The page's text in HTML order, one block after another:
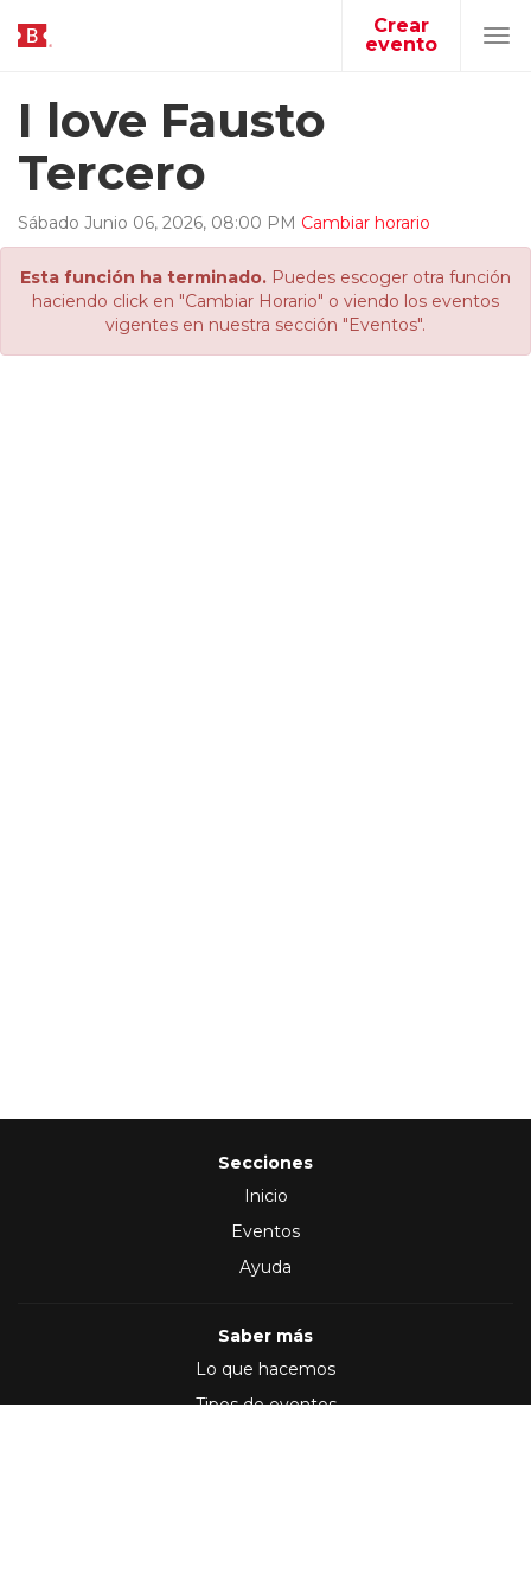
Crear
evento
I love Fausto
Tercero
Sábado Junio 06, 2026, 08:00 PM Cambiar horario
Esta función ha terminado. Puedes escoger otra función
haciendo click en "Cambiar Horario" o viendo los eventos
vigentes en nuestra sección "Eventos".
Secciones
Inicio
Eventos
Ayuda
Saber más
Lo que hacemos
Tipos de eventos